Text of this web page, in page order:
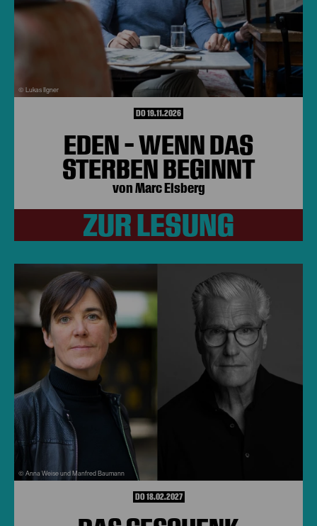
© Lukas Ilgner
DO 19.11.2026
EDEN - WENN DAS
STERBEN BEGINNT
von Marc Elsberg
ZUR LESUNG
© Anna Weise und Manfred Baumann
DO 18.02.2027